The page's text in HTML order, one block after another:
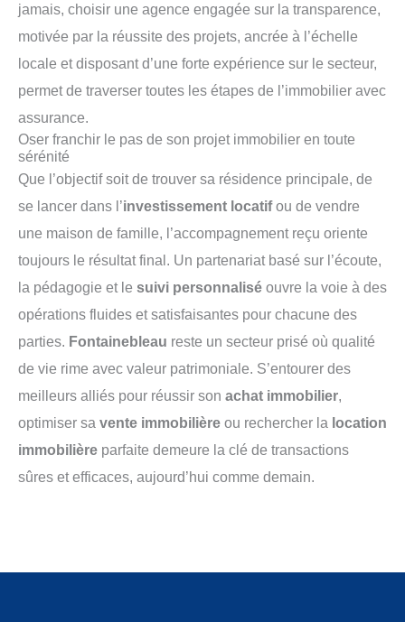
jamais, choisir une agence engagée sur la transparence,
motivée par la réussite des projets, ancrée à l’échelle
locale et disposant d’une forte expérience sur le secteur,
permet de traverser toutes les étapes de l’immobilier avec
assurance.
Oser franchir le pas de son projet immobilier en toute
sérénité
Que l’objectif soit de trouver sa résidence principale, de
se lancer dans l’investissement locatifou de vendre
une maison de famille, l’accompagnement reçu oriente
toujours le résultat final. Un partenariat basé sur l’écoute,
la pédagogie et le suivi personnalisé ouvre la voie à des
opérations fluides et satisfaisantes pour chacune des
parties. Fontainebleau reste un secteur prisé où qualité
de vie rime avec valeur patrimoniale. S’entourer des
meilleurs alliés pour réussir son achat immobilier,
optimiser sa vente immobilière ou rechercher la location
immobilière parfaite demeure la clé de transactions
sûres et efficaces, aujourd’hui comme demain.